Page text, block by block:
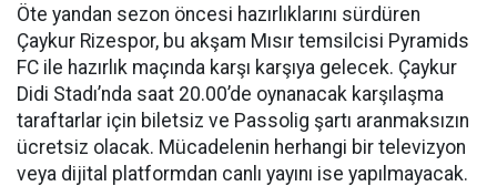
Öte yandan sezon öncesi hazırlıklarını sürdüren
Çaykur Rizespor, bu akşam Mısır temsilcisi Pyramids
FC ile hazırlık maçında karşı karşıya gelecek. Çaykur
Didi Stadı’nda saat 20.00’de oynanacak karşılaşma
taraftarlar için biletsiz ve Passolig şartı aranmaksızın
ücretsiz olacak. Mücadelenin herhangi bir televizyon
veya dijital platformdan canlı yayını ise yapılmayacak.